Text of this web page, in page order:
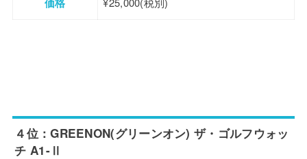
４位：GREENON(グリーンオン) ザ・ゴルフウォッ
チ A1-Ⅱ